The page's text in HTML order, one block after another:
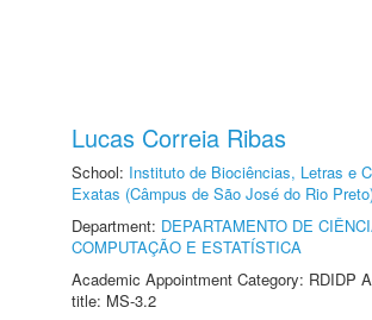
Lucas Correia Ribas
School: Instituto de Biociências, Letras e
Exatas (Câmpus de São José do Rio
Department: DEPARTAMENTO DE
COMPUTAÇÃO E ESTATÍSTICA
Academic Appointment Category: RDIDP
title: MS-3.2